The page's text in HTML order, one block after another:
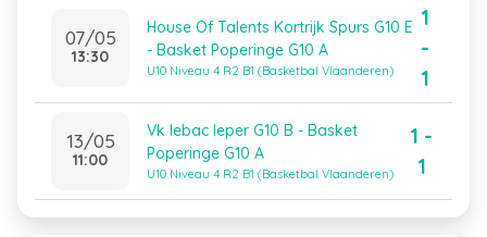
07/05
13:30
House Of Talents Kortrijk Spurs G10 E
- Basket Poperinge G10 A
U10 Niveau 4 R2 B1 (Basketbal Vlaanderen)
1
-
1
13/05
11:00
Vk Iebac Ieper G10 B - Basket
Poperinge G10 A
U10 Niveau 4 R2 B1 (Basketbal Vlaanderen)
1 -
1